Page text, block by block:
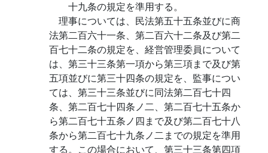
十九条の規定を準用する。
理事については、民法第五十五条並びに商
法第二百六十一条、第二百六十二条及び第二
百七十二条の規定を、経営管理委員について
は、第三十三条第一項から第三項まで及び第
五項並びに第三十四条の規定を、監事につい
ては、第三十三条並びに同法第二百七十四
条、第二百七十四条ノ二、第二百七十五条か
ら第二百七十五条ノ四まで及び第二百七十八
条から第二百七十九条ノ二までの規定を準用
する。この場合において、第三十三条第四項